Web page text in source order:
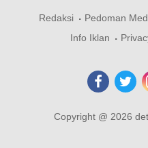
Redaksi Pedoman
Info Iklan
Copyright @ 2026